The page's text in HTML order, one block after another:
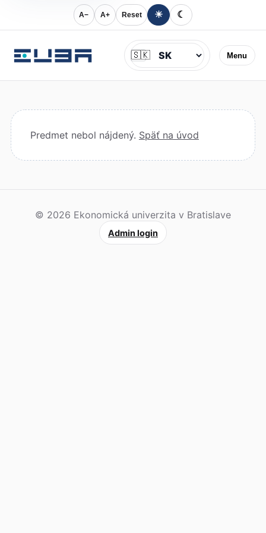
A− A+ Reset ☀ ☾
Menu
Jazyk
🇸🇰
Predmet nebol nájdený. Späť na úvod
© 2026 Ekonomická univerzita v Bratislave
Admin login